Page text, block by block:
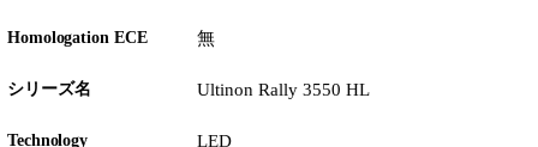
Homologation ECE 無
シリーズ名 Ultinon Rally 3550 HL
Technology LED